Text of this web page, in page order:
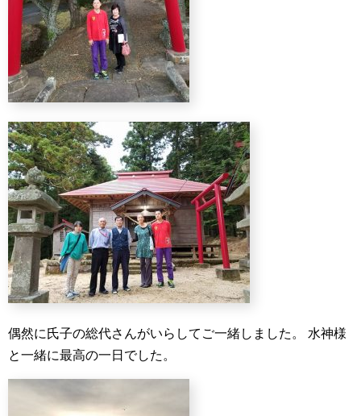
偶然に氏子の総代さんがいらしてご一緒しました。
水神様
と一緒に最高の一日でした。